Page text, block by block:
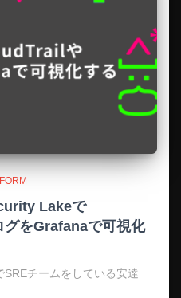
Lakeで
をGrafanaで可視化
SREチームをしている安達